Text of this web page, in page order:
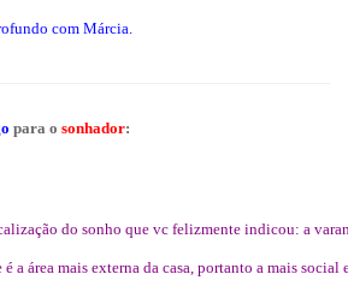
com Márcia.
para o sonhador:
do sonho que vc felizmente indicou: a
a área mais externa da casa, portanto a mais social